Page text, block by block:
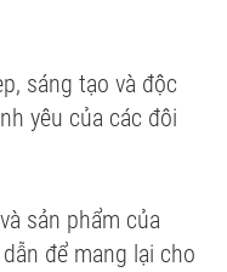
sáng tạo và độc
yêu của các đôi
sản phẩm của
để mang lại cho